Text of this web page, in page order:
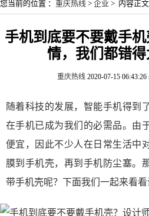
您当前的位置 ： 重庆热线 > 企业 > 内容正文
手机到底要不要戴手
情，我们都错得
重庆热线 2020-07-15 06:43:26
随着科技的发展，智能手机得到
在手机已成为我们的必需品。由
便宜，因此不少人在日常生活中
膜到手机壳，再到手机防尘塞。
带手机壳呢？下面我们一起来看看